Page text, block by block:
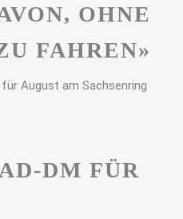
OHNE
FAHREN»
DM FÜR A